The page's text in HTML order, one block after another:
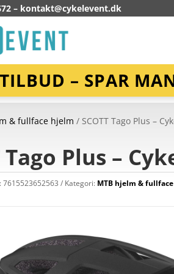
– kontakt@cykelevent.dk
TILBUD – SPAR
& fullface hjelm / SCOTT Tago Plus –
Tago Plus –
7615523652563 Kategori: MTB hjelm &